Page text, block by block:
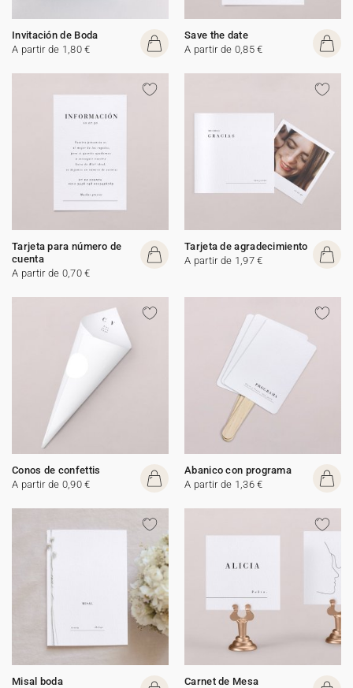
Invitación de Boda
A partir de 1,80 €
Save the date
A partir de 0,85 €
Tarjeta para número de
cuenta
A partir de 0,70 €
Tarjeta de agradecimiento
A partir de 1,97 €
Conos de confettis
A partir de 0,90 €
Abanico con programa
A partir de 1,36 €
Misal boda Carnet de Mesa